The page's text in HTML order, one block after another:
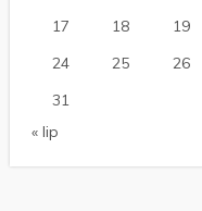
17
18 19
24
25 26
31
« lip